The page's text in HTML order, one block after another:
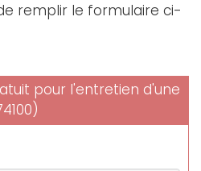
remplir le formulaire ci-
pour l'entretien d'une